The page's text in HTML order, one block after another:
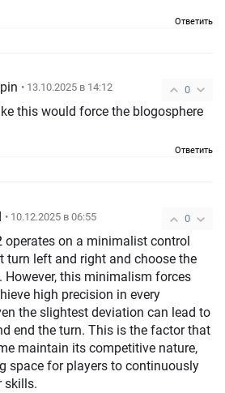
Ответить
0
• 13.10.2025 в 14:12
this would force the blogosphere
Ответить
0
• 10.12.2025 в 06:55
operates on a minimalist control
turn left and right and choose the
However, this minimalism forces
high precision in every
the slightest deviation can lead to
end the turn. This is the factor that
maintain its competitive nature,
space for players to continuously
skills.